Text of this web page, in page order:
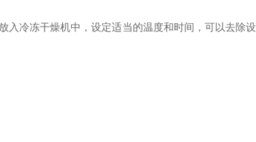
冷冻干燥机中，设定适当的温度和时间，可以去除设